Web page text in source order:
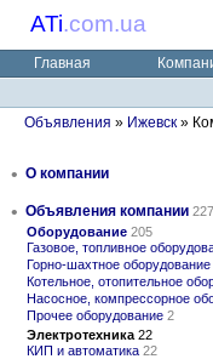
ATi.com.ua
Главная
Объявления » Ижевск »
• О компании
• Объявления компании 227
Оборудование 205
Газовое, топливное
Горно-шахтное оборудование
Котельное, отопительное
Насосное, компрессорное
Прочее оборудование 2
Электротехника 22
КИП и автоматика 22